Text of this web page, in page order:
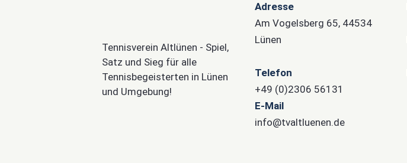
Tennisverein Altlünen - Spiel,
Satz und Sieg für alle
Tennisbegeisterten in Lünen
und Umgebung!
Adresse
Am Vogelsberg 65, 44534
Lünen
Telefon
+49 (0)2306 56131
E-Mail
info@tvaltluenen.de